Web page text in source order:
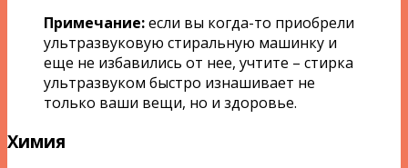
Примечание:если вы когда-то приобрели
ультразвуковую стиральную машинку и
еще не избавились от нее, учтите – стирка
ультразвуком быстро изнашивает не
только ваши вещи, но и здоровье.
Химия